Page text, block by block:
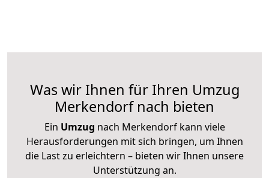
Was wir Ihnen für Ihren Umzug
Merkendorf nach bieten
Ein Umzug nach Merkendorf kann viele
Herausforderungen mit sich bringen, um Ihnen
die Last zu erleichtern – bieten wir Ihnen unsere
Unterstützung an.